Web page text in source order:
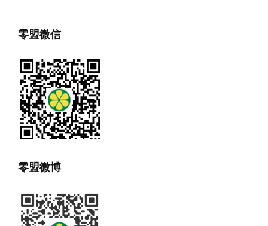
零盟微信
零盟微博